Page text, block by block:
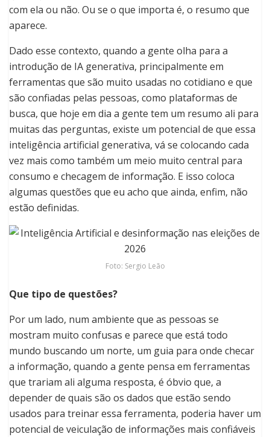
com ela ou não. Ou se o que importa é, o resumo que
aparece.
Dado esse contexto, quando a gente olha para a
introdução de IA generativa, principalmente em
ferramentas que são muito usadas no cotidiano e que
são confiadas pelas pessoas, como plataformas de
busca, que hoje em dia a gente tem um resumo ali para
muitas das perguntas, existe um potencial de que essa
inteligência artificial generativa, vá se colocando cada
vez mais como também um meio muito central para
consumo e checagem de informação. E isso coloca
algumas questões que eu acho que ainda, enfim, não
estão definidas.
Foto: Sergio Leão
Que tipo de questões?
Por um lado, num ambiente que as pessoas se
mostram muito confusas e parece que está todo
mundo buscando um norte, um guia para onde checar
a informação, quando a gente pensa em ferramentas
que trariam ali alguma resposta, é óbvio que, a
depender de quais são os dados que estão sendo
usados para treinar essa ferramenta, poderia haver um
potencial de veiculação de informações mais confiáveis